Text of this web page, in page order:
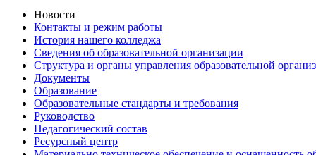
Новости
Контакты и режим работы
История нашего колледжа
Сведения об образовательной организации
Структура и органы управления образовательной
Документы
Образование
Образовательные стандарты и требования
Руководство
Педагогический состав
Ресурсный центр